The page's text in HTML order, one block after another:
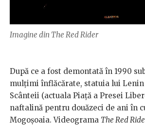
Imagine din The Red Rider
După ce a fost demontată în 1990
mulțimi înflăcărate, statuia lui
Scânteii (actuala Piață a Presei
naftalină pentru douăzeci de ani în
Mogoșoaia. Videograma The Red